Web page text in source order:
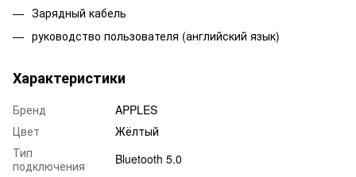
Зарядный кабель
руководство пользователя (английский язык)
Характеристики
Бренд
APPLES
Цвет
Жёлтый
Тип
подключения
Bluetooth 5.0